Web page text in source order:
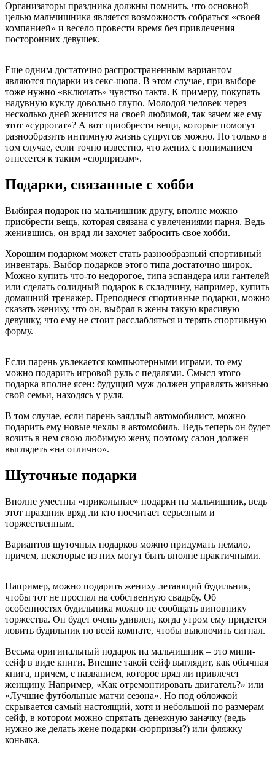
Организаторы праздника должны помнить, что основной
целью мальчишника является возможность собраться «своей
компанией» и весело провести время без привлечения
посторонних девушек.
Еще одним достаточно распространенным вариантом
являются подарки из секс-шопа. В этом случае, при выборе
тоже нужно «включать» чувство такта. К примеру, покупать
надувную куклу довольно глупо. Молодой человек через
несколько дней женится на своей любимой, так зачем же ему
этот «суррогат»? А вот приобрести вещи, которые помогут
разнообразить интимную жизнь супругов можно. Но только в
том случае, если точно известно, что жених с пониманием
отнесется к таким «сюрпризам».
Подарки, связанные с хобби
Выбирая подарок на мальчишник другу, вполне можно
приобрести вещь, которая связана с увлечениями парня. Ведь
женившись, он вряд ли захочет забросить свое хобби.
Хорошим подарком может стать разнообразный спортивный
инвентарь. Выбор подарков этого типа достаточно широк.
Можно купить что-то недорогое, типа эспандера или гантелей
или сделать солидный подарок в складчину, например, купить
домашний тренажер. Преподнеся спортивные подарки, можно
сказать жениху, что он, выбрал в жены такую красивую
девушку, что ему не стоит расслабляться и терять спортивную
форму.
Если парень увлекается компьютерными играми, то ему
можно подарить игровой руль с педалями. Смысл этого
подарка вполне ясен: будущий муж должен управлять жизнью
свой семьи, находясь у руля.
В том случае, если парень заядлый автомобилист, можно
подарить ему новые чехлы в автомобиль. Ведь теперь он будет
возить в нем свою любимую жену, поэтому салон должен
выглядеть «на отлично».
Шуточные подарки
Вполне уместны «прикольные» подарки на мальчишник, ведь
этот праздник вряд ли кто посчитает серьезным и
торжественным.
Вариантов шуточных подарков можно придумать немало,
причем, некоторые из них могут быть вполне практичными.
Например, можно подарить жениху летающий будильник,
чтобы тот не проспал на собственную свадьбу. Об
особенностях будильника можно не сообщать виновнику
торжества. Он будет очень удивлен, когда утром ему придется
ловить будильник по всей комнате, чтобы выключить сигнал.
Весьма оригинальный подарок на мальчишник – это мини-
сейф в виде книги. Внешне такой сейф выглядит, как обычная
книга, причем, с названием, которое вряд ли привлечет
женщину. Например, «Как отремонтировать двигатель?» или
«Лучшие футбольные матчи сезона». Но под обложкой
скрывается самый настоящий, хотя и небольшой по размерам
сейф, в котором можно спрятать денежную заначку (ведь
нужно же делать жене подарки-сюрпризы?) или фляжку
коньяка.